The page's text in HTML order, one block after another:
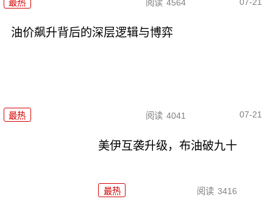
最热 阅读 4564
油价飙升背后的深层逻辑与博弈
最热 阅读 4041 07-21
美伊互袭升级，布油破九十
最热 阅读 3416